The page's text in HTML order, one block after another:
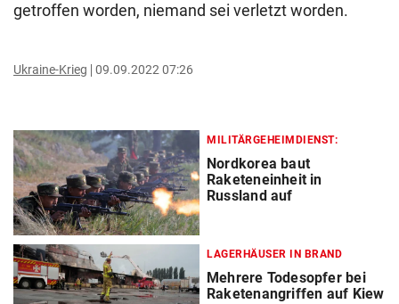
getroffen worden, niemand sei verletzt worden.
Ukraine-Krieg 09.09.2022 07:26
MILITÄRGEHEIMDIENST:
Nordkorea baut
Raketeneinheit in
Russland auf
LAGERHÄUSER IN BRAND
Mehrere Todesopfer bei
Raketenangriffen auf Kiew